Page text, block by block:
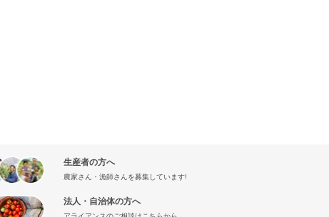
生産者の方へ
農家さん・漁師さんを募集しています!
法人・自治体の方へ